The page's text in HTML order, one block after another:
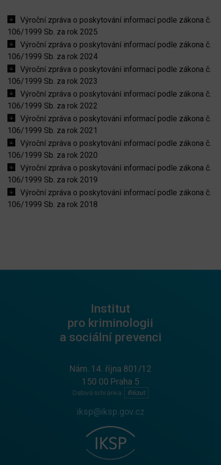
Výroční zpráva o poskytování informací podle zákona č.
106/1999 Sb. za rok 2025
Výroční zpráva o poskytování informací podle zákona č.
106/1999 Sb. za rok 2024
Výroční zpráva o poskytování informací podle zákona č.
106/1999 Sb. za rok 2023
Výroční zpráva o poskytování informací podle zákona č.
106/1999 Sb. za rok 2022
Výroční zpráva o poskytování informací podle zákona č.
106/1999 Sb. za rok 2021
Výroční zpráva o poskytování informací podle zákona č.
106/1999 Sb. za rok 2020
Výroční zpráva o poskytování informací podle zákona č.
106/1999 Sb. za rok 2019
Výroční zpráva o poskytování informací podle zákona č.
106/1999 Sb. za rok 2018
Institut
pro kriminologii
a sociální prevenci
Nám. 14. října 801/12
150 00 Praha 5
Datová schránka: ifi6zut
iksp@iksp.gov.cz